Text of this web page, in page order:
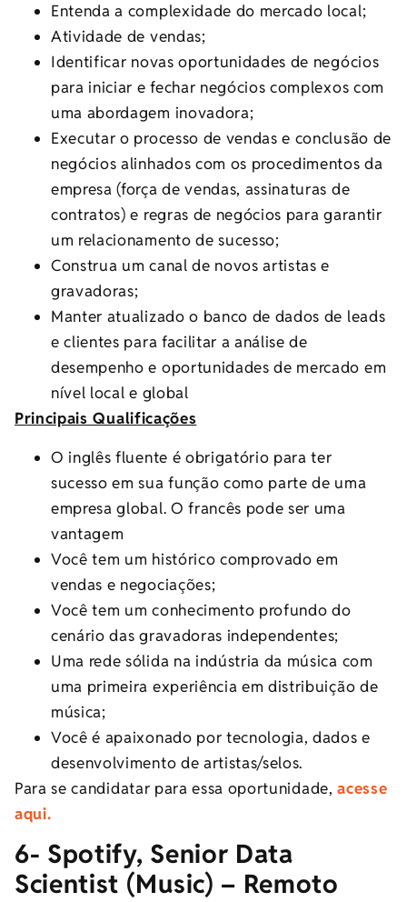
Entenda a complexidade do mercado local;
Atividade de vendas;
Identificar novas oportunidades de negócios
para iniciar e fechar negócios complexos com
uma abordagem inovadora;
Executar o processo de vendas e conclusão de
negócios alinhados com os procedimentos da
empresa (força de vendas, assinaturas de
contratos) e regras de negócios para garantir
um relacionamento de sucesso;
Construa um canal de novos artistas e
gravadoras;
Manter atualizado o banco de dados de leads
e clientes para facilitar a análise de
desempenho e oportunidades de mercado em
nível local e global
Principais Qualificações
O inglês fluente é obrigatório para ter
sucesso em sua função como parte de uma
empresa global. O francês pode ser uma
vantagem
Você tem um histórico comprovado em
vendas e negociações;
Você tem um conhecimento profundo do
cenário das gravadoras independentes;
Uma rede sólida na indústria da música com
uma primeira experiência em distribuição de
música;
Você é apaixonado por tecnologia, dados e
desenvolvimento de artistas/selos.
Para se candidatar para essa oportunidade,acesse
aqui.
6- Spotify, Senior Data
Scientist (Music) – Remoto